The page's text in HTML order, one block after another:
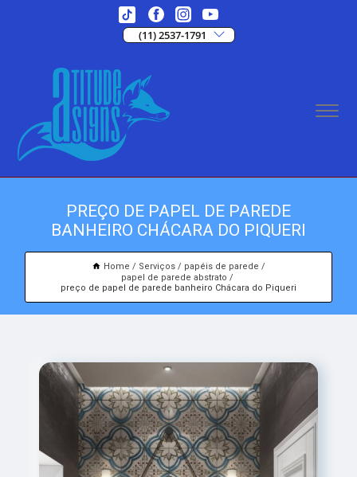
(11) 2537-1791
PREÇO DE PAPEL DE PAREDE
BANHEIRO CHÁCARA DO PIQUERI
Home Serviços
papéis de parede
papel de parede abstrato
preço de papel de parede banheiro Chácara do Piqueri